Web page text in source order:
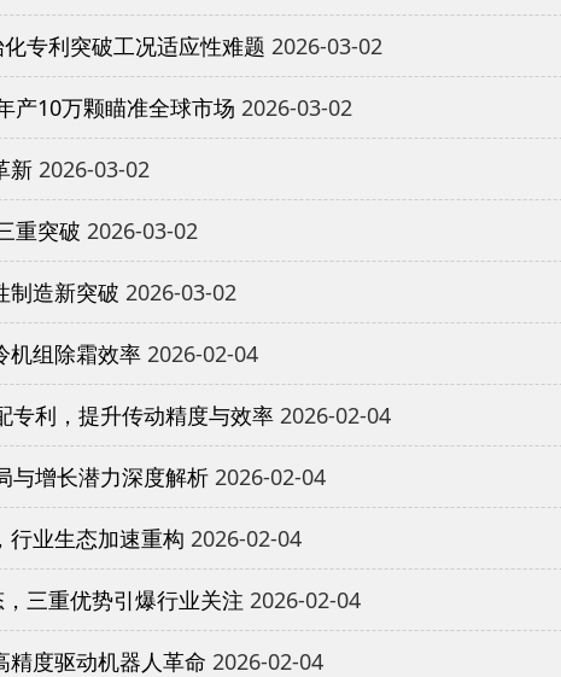
专利突破工况适应性难题 2026-03-02
产10万颗瞄准全球市场 2026-03-02
新 2026-03-02
重突破 2026-03-02
制造新突破 2026-03-02
机组除霜效率 2026-02-04
专利，提升传动精度与效率 2026-02-04
与增长潜力深度解析 2026-02-04
行业生态加速重构 2026-02-04
三重优势引爆行业关注 2026-02-04
精度驱动机器人革命 2026-02-04